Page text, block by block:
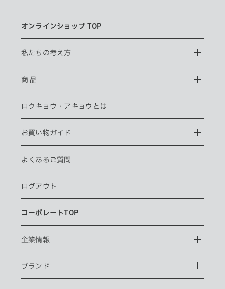
オンラインショップ TOP
私たちの考え方
商 品
ロクキョウ・ アキョウとは
お買い物ガイド
よくあるご質問
ログアウト
コーポレートTOP
企業情報
ブランド